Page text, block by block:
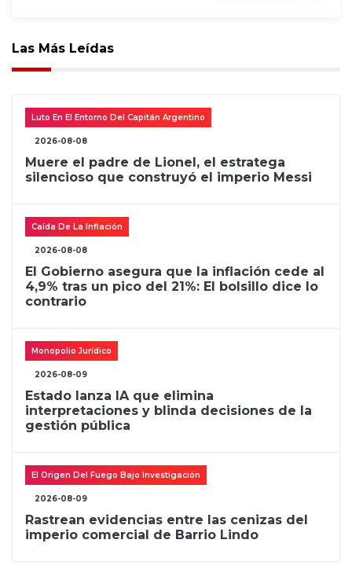
Las Más Leídas
Luto En El Entorno Del Capitán Argentino
2026-08-08
Muere el padre de Lionel, el estratega
silencioso que construyó el imperio Messi
Caída De La Inflación
2026-08-08
El Gobierno asegura que la inflación cede al
4,9% tras un pico del 21%: El bolsillo dice lo
contrario
Monopolio Jurídico
2026-08-09
Estado lanza IA que elimina
interpretaciones y blinda decisiones de la
gestión pública
El Origen Del Fuego Bajo Investigación
2026-08-09
Rastrean evidencias entre las cenizas del
imperio comercial de Barrio Lindo